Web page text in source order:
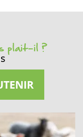
plait-il ?